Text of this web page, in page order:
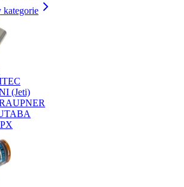
kategorie
(Jeti)